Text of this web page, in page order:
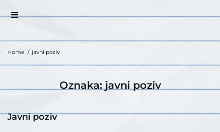
Home / javni poziv
Oznaka: javni poziv
Javni poziv